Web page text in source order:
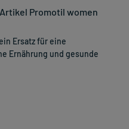
Promotil women
Ersatz für eine
Ernährung und gesunde